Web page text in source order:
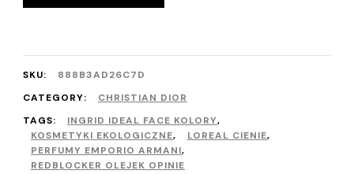
SKU:
888B3AD26C7D
CATEGORY:
CHRISTIAN DIOR
TAGS:
INGRID IDEAL FACE KOLORY,
KOSMETYKI EKOLOGICZNE, LOREAL CIENIE,
PERFUMY EMPORIO ARMANI,
REDBLOCKER OLEJEK OPINIE